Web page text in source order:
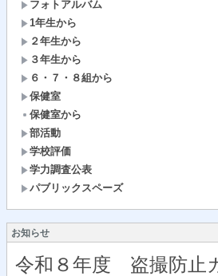
フォトアルバム
1年生から
２年生から
３年生から
６・７・８組から
保健室
保健室から
部活動
学校評価
学力調査公表
パブリックスペーズ
お知らせ
令和８年度 盗撮防止